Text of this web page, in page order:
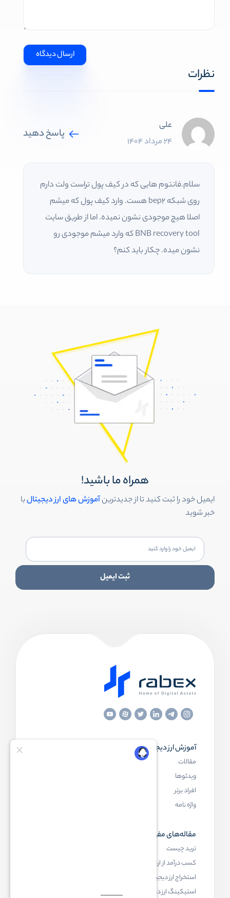
نظرات
علی
24 مرداد 1404
پاسخ دهید
سلام.فانتوم هایی که در کیف پول تراست ولت دارم
روی شبکه bep2 هست. وارد کیف پول که میشم
اصلا هیچ موجودی نشون نمیده. اما از طریق سایت
BNB recovery tool که وارد میشم موجودی رو
نشون میده. چکار باید کنم؟
همراه ما باشید!
ایمیل خود را ثبت کنید تا از جدیدترینآموزش های ارز دیجیتالبا
خبر شوید
ثبت ایمیل
آموزش ارز دیجیتال
مقالات
ویدئوها
افراد برتر
واژه نامه
مقاله‌های مفید
ترید چیست
کسب درآمد از ارز دیجیتال
استخراج ارز دیجیتال چیست
استیکینگ ارز دیجیتال